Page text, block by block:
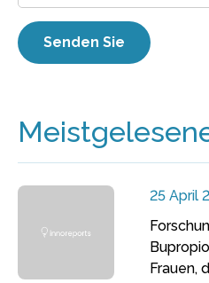
25 April
Frauen,